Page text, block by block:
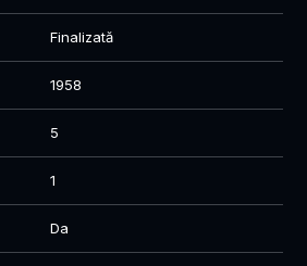
Finalizată
1958
5
1
Da